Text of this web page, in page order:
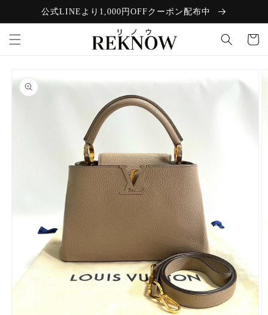
コンテン公式LINEより1,000円OFFクーポン配布中
カ
ー
にスキッ
プ